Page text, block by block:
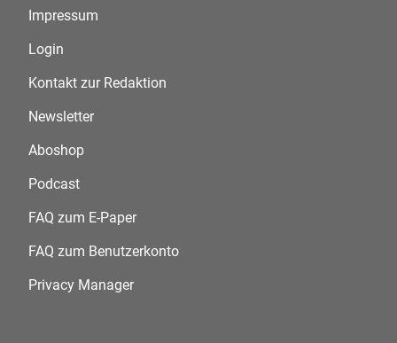
Impressum
Login
Kontakt zur Redaktion
Newsletter
Aboshop
Podcast
FAQ zum E-Paper
FAQ zum Benutzerkonto
Privacy Manager